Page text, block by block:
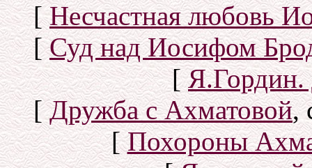
[Несчастная любовь
[Суд над Иосифом
[Я.Гордин.
[Дружба с Ахматовой,
[Похороны